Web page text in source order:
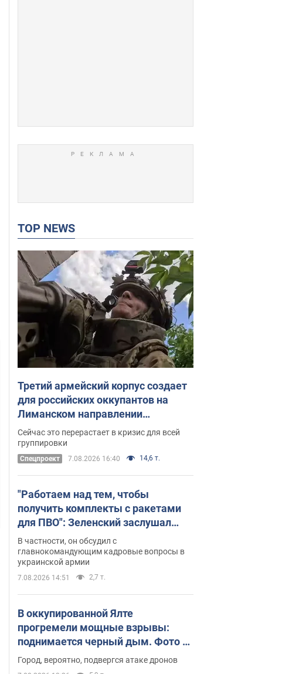
TOP NEWS
Третий армейский корпус создает
для российских оккупантов на
Лиманском направлении
критический дискомфорт: как это
удалось
Сейчас это перерастает в кризис для всей
группировки
Спецпроект 7.08.2026 16:40 14,6 т.
"Работаем над тем, чтобы
получить комплекты с ракетами
для ПВО": Зеленский заслушал
доклад Драпатого и объявил о
новых мерах
В частности, он обсудил с
главнокомандующим кадровые вопросы в
украинской армии
7.08.2026 14:51 2,7 т.
В оккупированной Ялте
прогремели мощные взрывы:
поднимается черный дым. Фото и
видео
Город, вероятно, подвергся атаке дронов